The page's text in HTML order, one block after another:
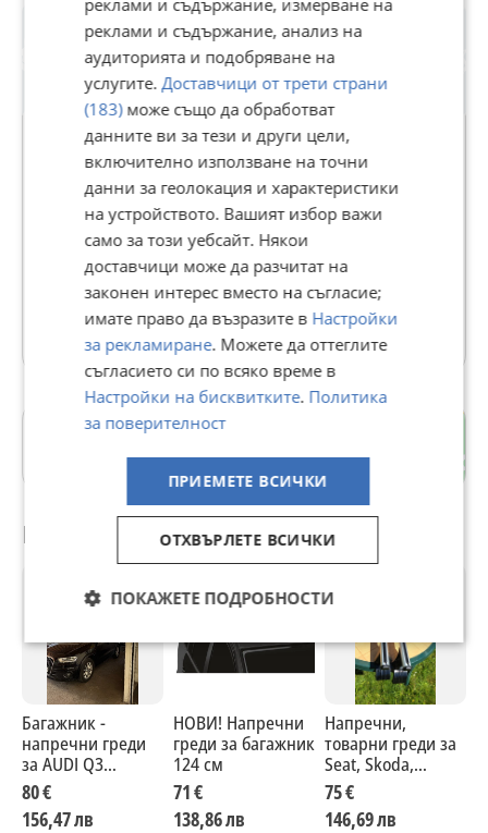
Д. Георгиев
1186 рейтинг
В Bazar.BG от 19 юни 2013г.
Последно активен вчера в 02:13 ч.
183 Обяви
с. Звездица
гр. Варна
Препоръчани за теб
Багажник -
напречни греди
за AUDI Q3
2011до2018 г. ( за
таван
80 €
156,47 лв
НОВИ! Напречни
греди за багажник
124 см
71 €
138,86 лв
Напречни,
товарни греди за
Seat, Skoda,
багажник
75 €
146,69 лв
реклами и съдържание, измерване на
реклами и съдържание, анализ на
аудиторията и подобряване на
услугите.Доставчици от трети страни
(183)може също да обработват
данните ви за тези и други цели,
включително използване на точни
данни за геолокация и характеристики
на устройството. Вашият избор важи
само за този уебсайт. Някои
доставчици може да разчитат на
законен интерес вместо на съгласие;
имате право да възразите в Настройки
за рекламиране. Можете да оттеглите
съгласието си по всяко време в
Настройки на бисквитките. Политика
за поверителност
ПРИЕМЕТЕ ВСИЧКИ
ОТХВЪРЛЕТЕ ВСИЧКИ
ПОКАЖЕТЕ ПОДРОБНОСТИ